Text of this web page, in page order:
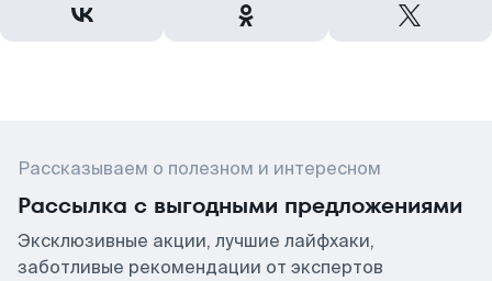
Рассказываем о полезном и интересном
Рассылка с выгодными предложениями
Эксклюзивные акции, лучшие лайфхаки,
заботливые рекомендации от экспертов